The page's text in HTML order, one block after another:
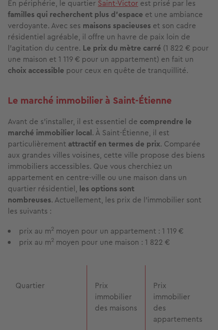
En périphérie, le quartier Saint-Victor est prisé par les
familles qui recherchent plus d’espace et une ambiance
verdoyante. Avec ses maisons spacieuses et son cadre
résidentiel agréable, il offre un havre de paix loin de
l’agitation du centre. Le prix du mètre carré (1 822 € pour
une maison et 1 119 € pour un appartement) en fait un
choix accessible pour ceux en quête de tranquillité.
Le marché immobilier à Saint-Étienne
Avant de s’installer, il est essentiel de comprendre le
marché immobilier local. À Saint-Étienne, il est
particulièrement attractif en termes de prix. Comparée
aux grandes villes voisines, cette ville propose des biens
immobiliers accessibles. Que vous cherchiez un
appartement en centre-ville ou une maison dans un
quartier résidentiel, les options sont
nombreuses. Actuellement, les prix de l’immobilier sont
les suivants :
prix au m2 moyen pour un appartement : 1 119 €
prix au m2 moyen pour une maison : 1 822 €
Quartier
Prix
immobilier
des maisons
Prix
immobilier
des
appartements